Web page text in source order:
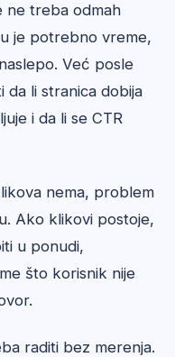
ne treba odmah
je potrebno vreme,
Već posle
da li stranica dobija
i da li se CTR
nema, problem
Ako klikovi postoje,
u ponudi,
što korisnik nije
raditi bez merenja.